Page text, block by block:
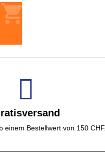
einem Bestellwert von 150 CHF.